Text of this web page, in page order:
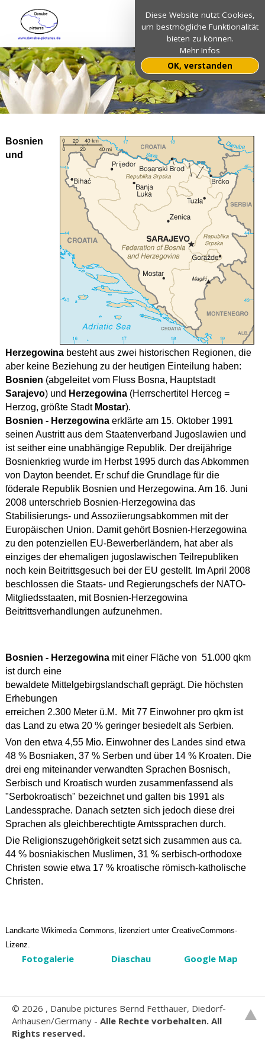
Bosnien
und
Herzegowinabesteht aus zwei historischen Regionen, die
aber keine Beziehung zu der heutigen Einteilung haben:
Bosnien (abgeleitet vom Fluss Bosna, Hauptstadt
Sarajevo) und Herzegowina(Herrschertitel Herceg =
Herzog, größte Stadt Mostar).
Bosnien - Herzegowinaerklärte am 15. Oktober 1991
seinen Austritt aus dem Staatenverband Jugoslawien und
ist seither eine unabhängige Republik. Der dreijährige
Bosnienkrieg wurde im Herbst 1995 durch das Abkommen
von Dayton beendet. Er schuf die Grundlage für die
föderale Republik Bosnien und Herzegowina. Am 16. Juni
2008 unterschrieb Bosnien-Herzegowina das
Stabilisierungs- und Assoziierungsabkommen mit der
Europäischen Union. Damit gehört Bosnien-Herzegowina
zu den potenziellen EU-Bewerberländern, hat aber als
einziges der ehemaligen jugoslawischen Teilrepubliken
noch kein Beitrittsgesuch bei der EU gestellt. Im April 2008
beschlossen die Staats- und Regierungschefs der NATO-
Mitgliedsstaaten, mit Bosnien-Herzegowina
Beitrittsverhandlungen aufzunehmen.
Bosnien - Herzegowinamit einer Fläche von 51.000 qkm
ist durch eine
bewaldete Mittelgebirgslandschaft geprägt. Die höchsten
Erhebungen
erreichen 2.300 Meter ü.M. Mit 77 Einwohner pro qkm ist
das Land zu etwa 20 % geringer besiedelt als Serbien.
Von den etwa 4,55 Mio. Einwohner des Landes sind etwa
48 % Bosniaken, 37 % Serben und über 14 % Kroaten. Die
drei eng miteinander verwandten Sprachen Bosnisch,
Serbisch und Kroatisch wurden zusammenfassend als
"Serbokroatisch" bezeichnet und galten bis 1991 als
Landessprache. Danach setzten sich jedoch diese drei
Sprachen als gleichberechtigte Amtssprachen durch.
Die Religionszugehörigkeit setzt sich zusammen aus ca.
44 % bosniakischen Muslimen, 31 % serbisch-orthodoxe
Christen sowie etwa 17 % kroatische römisch-katholische
Christen.
Landkarte Wikimedia Commons, lizenziert unter CreativeCommons-
Lizenz.
Fotogalerie Diaschau Google Map
© 2026 , Danube pictures Bernd Fetthauer, Diedorf-
Anhausen/Germany - Alle Rechte vorbehalten. All
Rights reserved.
Diese Website nutzt Cookies,
um bestmögliche Funktionalität
bieten zu können.
Mehr Infos
OK, verstanden